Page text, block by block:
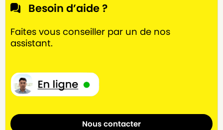
Besoin d’aide ?
Faites vous conseiller par un de nos
assistant.
Nous contacter